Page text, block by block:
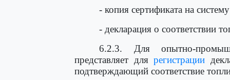
- копия сертификата на
- декларация о соответствии
6.2.3. Для опытно-
представляет длярегистрации
подтверждающий соответствие